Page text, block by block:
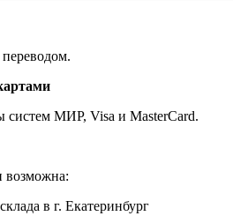
систем МИР, Visa и MasterCard.
возможна:
в г. Екатеринбург